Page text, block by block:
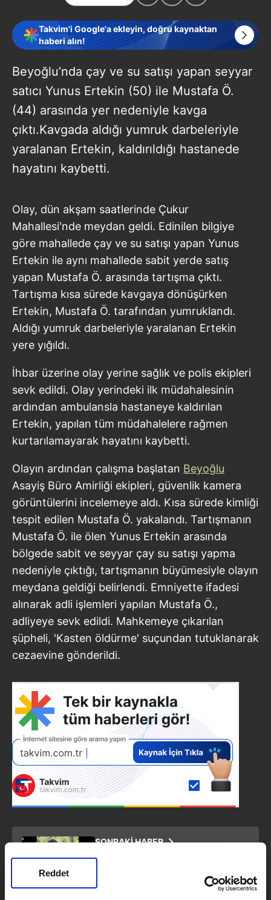
Reddet
Takvim'i Google'a ekleyin, doğru kaynaktan
haberi alın!
Beyoğlu’nda çay ve su satışı yapan seyyar
satıcı Yunus Ertekin (50) ile Mustafa Ö.
(44) arasında yer nedeniyle kavga
çıktı.Kavgada aldığı yumruk darbeleriyle
yaralanan Ertekin, kaldırıldığı hastanede
hayatını kaybetti.
Olay, dün akşam saatlerinde Çukur
Mahallesi'nde meydan geldi. Edinilen bilgiye
göre mahallede çay ve su satışı yapan Yunus
Ertekin ile aynı mahallede sabit yerde satış
yapan Mustafa Ö. arasında tartışma çıktı.
Tartışma kısa sürede kavgaya dönüşürken
Ertekin, Mustafa Ö. tarafından yumruklandı.
Aldığı yumruk darbeleriyle yaralanan Ertekin
yere yığıldı.
İhbar üzerine olay yerine sağlık ve polis ekipleri
sevk edildi. Olay yerindeki ilk müdahalesinin
ardından ambulansla hastaneye kaldırılan
Ertekin, yapılan tüm müdahalelere rağmen
kurtarılamayarak hayatını kaybetti.
Olayın ardından çalışma başlatan Beyoğlu
Asayiş Büro Amirliği ekipleri, güvenlik kamera
görüntülerini incelemeye aldı. Kısa sürede kimliği
tespit edilen Mustafa Ö. yakalandı. Tartışmanın
Mustafa Ö. ile ölen Yunus Ertekin arasında
bölgede sabit ve seyyar çay su satışı yapma
nedeniyle çıktığı, tartışmanın büyümesiyle olayın
meydana geldiği belirlendi. Emniyette ifadesi
alınarak adli işlemleri yapılan Mustafa Ö.,
adliyeye sevk edildi. Mahkemeye çıkarılan
şüpheli, 'Kasten öldürme' suçundan tutuklanarak
cezaevine gönderildi.
SONRAKİ HABER
Eskişehir'deki yangında şehitlerin